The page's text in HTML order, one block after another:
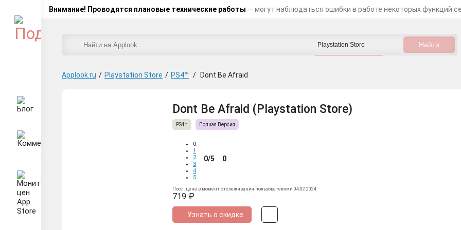
Внимание! Проводятся плановые технические работы — могут наблюдаться ошибки в работе некоторых функций
Applook.ru / Playstation Store / PS4™ / Dont Be Afraid
Dont Be Afraid (Playstation Store)
PS4™ Полная Версия
0
1
2
3
4
5
0/5 0
Посл. цена в момент отслеживания пользователями 04.02.2024
719 ₽
Узнать о скидке